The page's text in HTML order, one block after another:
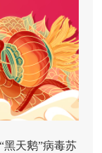
黑天鹅”病毒苏